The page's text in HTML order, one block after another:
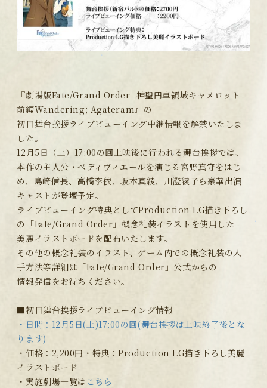
『劇場版Fate/Grand Order -神聖円卓領域キャメロット-
前編Wandering; Agateram』の
初日舞台挨拶ライブビューイング中継情報を解禁いたしま
した。
12月5日（土）17:00の回上映後に行われる舞台挨拶では、
本作の主人公・べディヴィエールを演じる宮野真守をはじ
め、島﨑信長、高橋李依、坂本真綾、川澄綾子ら豪華出演
キャストが登壇予定。
ライブビューイング特典としてProduction I.G描き下ろし
の「Fate/Grand Order」概念礼装イラストを使用した
美麗イラストボードを配布いたします。
その他の概念礼装のイラスト、ゲーム内での概念礼装の入
手方法等詳細は「Fate/Grand Order」公式からの
情報発信をお待ちください。
■初日舞台挨拶ライブビューイング情報
・日時：12月5日(土)17:00の回(舞台挨拶は上映終了後とな
ります)
・価格：2,200円・特典：Production I.G描き下ろし美麗
イラストボード
・実施劇場一覧は こちら